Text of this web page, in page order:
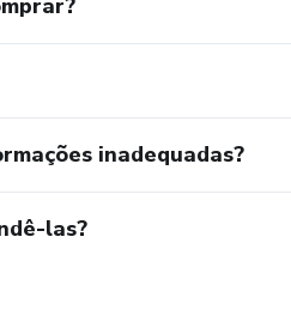
inadequadas?
las?